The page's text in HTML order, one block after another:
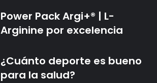
Power Pack Argi+® | L-
Arginine por excelencia
¿Cuánto deporte es bueno
para la salud?